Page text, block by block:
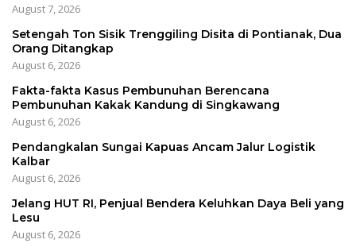
August 7, 2026
Setengah Ton Sisik Trenggiling Disita di Pontianak, Dua
Orang Ditangkap
August 6, 2026
Fakta-fakta Kasus Pembunuhan Berencana
Pembunuhan Kakak Kandung di Singkawang
August 6, 2026
Pendangkalan Sungai Kapuas Ancam Jalur Logistik
Kalbar
August 6, 2026
Jelang HUT RI, Penjual Bendera Keluhkan Daya Beli yang
Lesu
August 6, 2026